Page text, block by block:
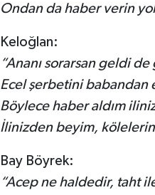
Ondan da haber verin
Keloğlan:
“Ananı sorarsan geldi de
Ecel şerbetini babandan
Böylece haber aldım
İlinizden beyim,
Bay Böyrek:
“Acep ne haldedir, taht